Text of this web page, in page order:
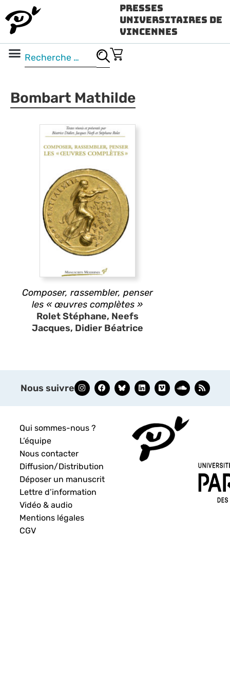
Presses
Universitaires de
Vincennes
Bombart Mathilde
Composer, rassembler, penser
les « œuvres complètes »
Rolet Stéphane, Neefs
Jacques, Didier Béatrice
Nous suivre
Qui sommes-nous ?
L’équipe
Nous contacter
Diffusion/Distribution
Déposer un manuscrit
Lettre d’information
Vidéo & audio
Mentions légales
CGV